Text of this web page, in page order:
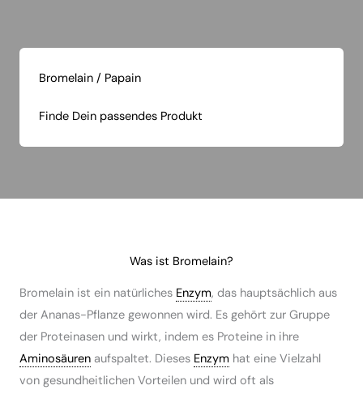
Bromelain / Papain
Finde Dein passendes Produkt
Was ist Bromelain?
Bromelain ist ein natürliches Enzym, das hauptsächlich aus
der Ananas-Pflanze gewonnen wird. Es gehört zur Gruppe
der Proteinasen und wirkt, indem es Proteine in ihre
Aminosäuren aufspaltet. Dieses Enzym hat eine Vielzahl
von gesundheitlichen Vorteilen und wird oft als